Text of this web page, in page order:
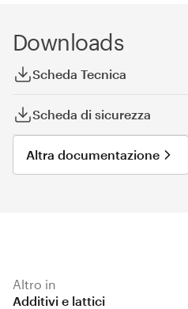
Downloads
Scheda Tecnica
Scheda di sicurezza
Altra documentazione
Altro in
Additivi e lattici